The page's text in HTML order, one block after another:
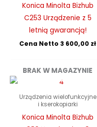
Konica Minolta Bizhub
C253 Urządzenie z 5
letnią gwarancją!
Cena Netto 3 600,00 zł
BRAK W MAGAZYNIE
Urządzenia wielofunkcyjne
i kserokopiarki
Konica Minolta Bizhub